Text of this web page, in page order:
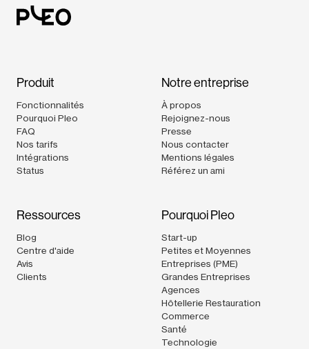
Produit
Fonctionnalités
Pourquoi Pleo
FAQ
Nos tarifs
Intégrations
Status
Notre entreprise
À propos
Rejoignez-nous
Presse
Nous contacter
Mentions légales
Référez un ami
Ressources
Blog
Centre d'aide
Avis
Clients
Pourquoi Pleo
Start-up
Petites et Moyennes
Entreprises (PME)
Grandes Entreprises
Agences
Hôtellerie Restauration
Commerce
Santé
Technologie